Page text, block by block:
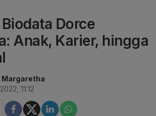
Dorce
Anak, Karier, hingga
Margaretha
11:12